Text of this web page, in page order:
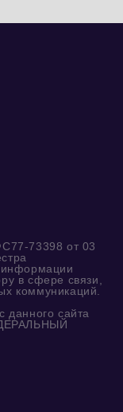
73398 от 03
информации
в сфере связи,
коммуникаций.
данного сайта